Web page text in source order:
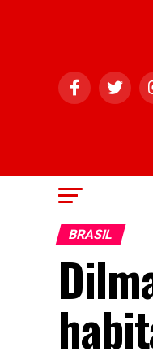
BRASIL